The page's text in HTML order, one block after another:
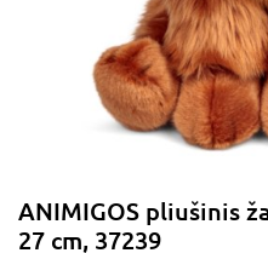
ANIMIGOS pliušinis
27 cm, 37239